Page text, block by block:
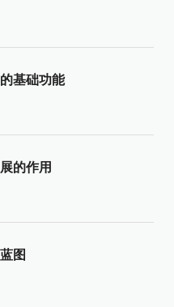
基础功能
的作用
图